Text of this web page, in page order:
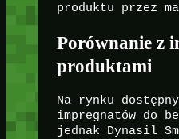
produktu przez
Porównanie z
produktami
Na rynku
impregnatów do
jednak Dynasil